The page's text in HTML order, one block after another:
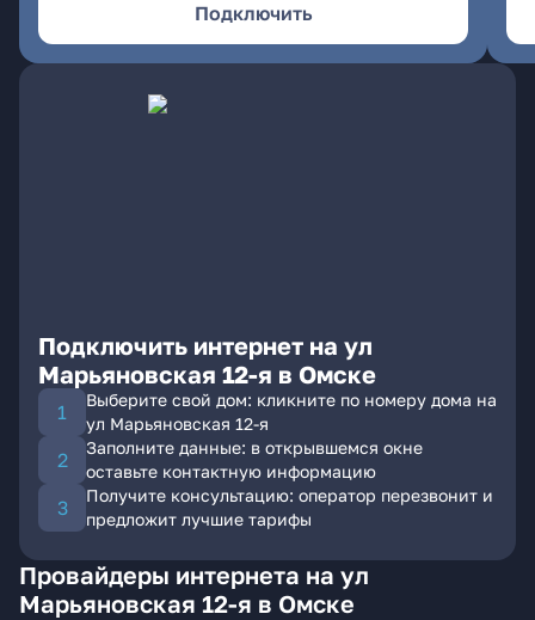
Подключить
Подключить интернет на ул
Марьяновская 12-я в Омске
Выберите свой дом: кликните по номеру дома на
ул Марьяновская 12-я
Заполните данные: в открывшемся окне
оставьте контактную информацию
Получите консультацию: оператор перезвонит и
предложит лучшие тарифы
Провайдеры интернета на ул
Марьяновская 12-я в Омске